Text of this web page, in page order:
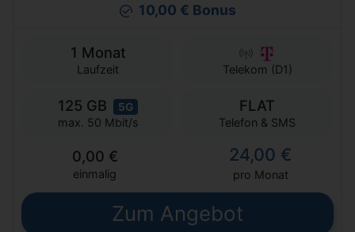
10,00 € Bonus
1 Monat
Laufzeit Telekom (D1)
125 GB 5G
max. 50 Mbit/s
FLAT
Telefon & SMS
0,00 €
einmalig
24,00 €
pro Monat
Zum Angebot